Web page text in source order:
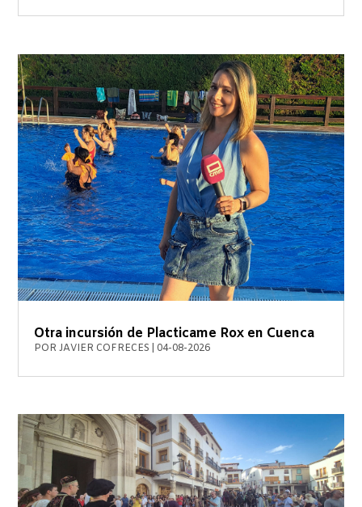
Otra incursión de Placticame Rox en Cuenca
PORJAVIER COFRECES 04-08-2026